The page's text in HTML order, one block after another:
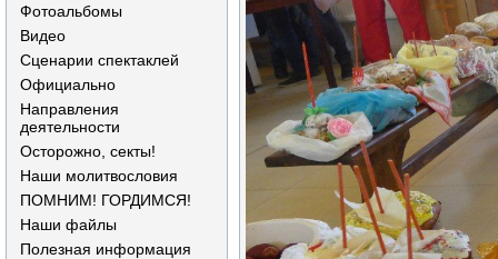
Фотоальбомы
Видео
Сценарии спектаклей
Официально
Направления
деятельности
Осторожно, секты!
Наши молитвословия
ПОМНИМ! ГОРДИМСЯ!
Наши файлы
Полезная информация